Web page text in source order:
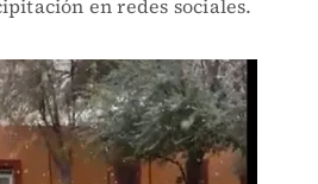
en redes sociales.